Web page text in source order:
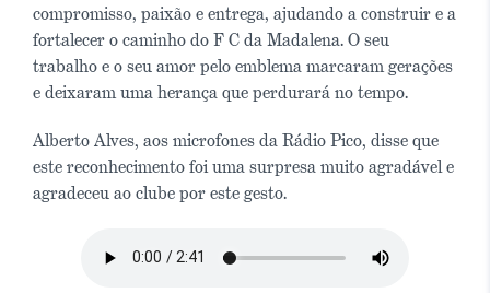
compromisso, paixão e entrega, ajudando a construir e a
fortalecer o caminho do F C da Madalena. O seu
trabalho e o seu amor pelo emblema marcaram gerações
e deixaram uma herança que perdurará no tempo.
Alberto Alves, aos microfones da Rádio Pico, disse que
este reconhecimento foi uma surpresa muito agradável e
agradeceu ao clube por este gesto.